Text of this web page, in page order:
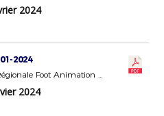
2024
2024
Commission Régionale Foot Animation Loisir (FAL)
2024